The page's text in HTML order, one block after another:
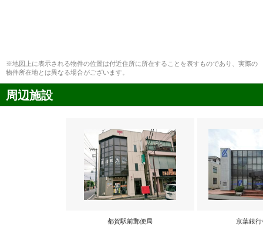
※地図上に表示される物件の位置は付近住所に所在することを表すものであり、実際の
物件所在地とは異なる場合がございます。
周辺施設
都賀駅前郵便局 京葉銀